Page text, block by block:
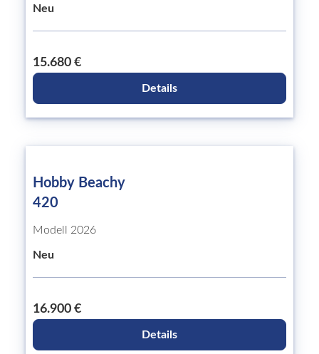
Neu
15.680 €
Details
Hobby Beachy
420
Modell 2026
Neu
16.900 €
Details